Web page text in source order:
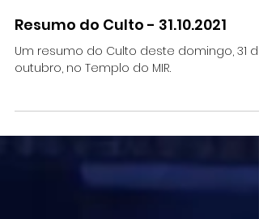
Resumo do Culto - 31.10.2021
Um resumo do Culto deste domingo, 31 de
outubro, no Templo do MIR.